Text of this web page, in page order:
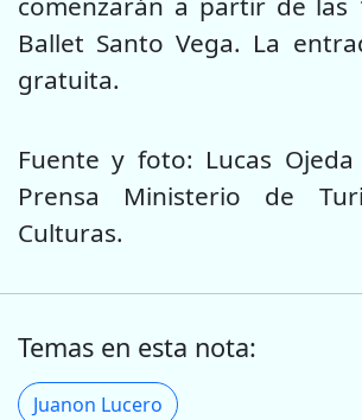
Ballet Santo Vega. La
gratuita.
Fuente y foto: Lucas
Prensa Ministerio de
Culturas.
Temas en esta nota:
Juanon Lucero